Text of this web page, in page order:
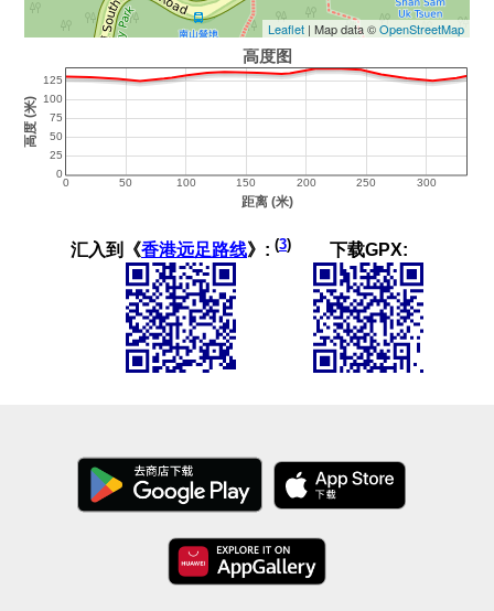
Leaflet| Map data ©OpenStreetMap
汇入到《香港远足路线》: (3) 下载GPX: